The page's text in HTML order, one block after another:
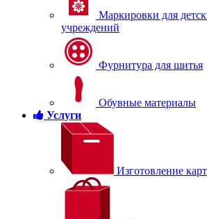
Маркировки для
учреждений
Фурнитура для шитья
Обувные материалы
Услуги
Изготовление